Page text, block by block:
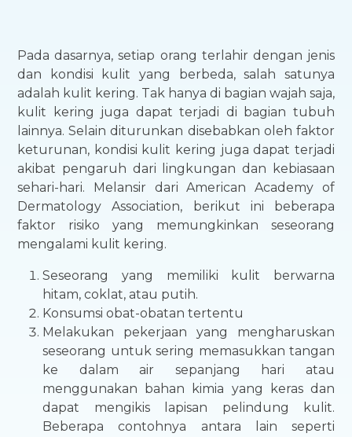
Pada dasarnya, setiap orang terlahir dengan jenis
dan kondisi kulit yang berbeda, salah satunya
adalah kulit kering. Tak hanya di bagian wajah saja,
kulit kering juga dapat terjadi di bagian tubuh
lainnya. Selain diturunkan disebabkan oleh faktor
keturunan, kondisi kulit kering juga dapat terjadi
akibat pengaruh dari lingkungan dan kebiasaan
sehari-hari. Melansir dari American Academy of
Dermatology Association, berikut ini beberapa
faktor risiko yang memungkinkan seseorang
mengalami kulit kering.
Seseorang yang memiliki kulit berwarna
hitam, coklat, atau putih.
Konsumsi obat-obatan tertentu
Melakukan pekerjaan yang mengharuskan
seseorang untuk sering memasukkan tangan
ke dalam air sepanjang hari atau
menggunakan bahan kimia yang keras dan
dapat mengikis lapisan pelindung kulit.
Beberapa contohnya antara lain seperti